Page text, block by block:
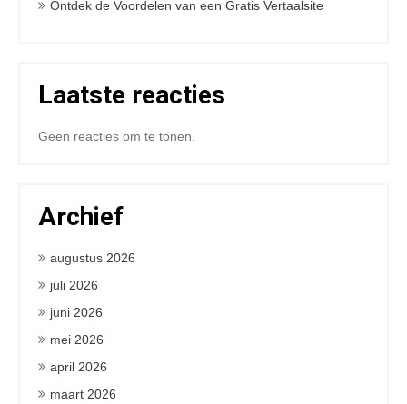
Ontdek de Voordelen van een Gratis Vertaalsite
Laatste reacties
Geen reacties om te tonen.
Archief
augustus 2026
juli 2026
juni 2026
mei 2026
april 2026
maart 2026